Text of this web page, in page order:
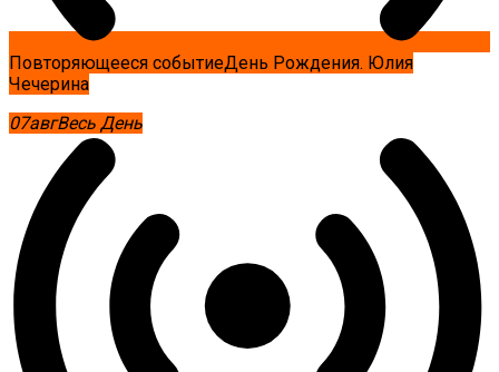
Повторяющееся событиеДень Рождения. Юлия
Чечерина
07авгВесь День